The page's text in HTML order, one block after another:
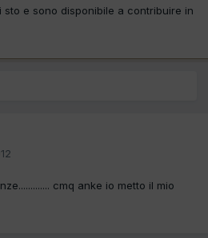
sto e sono disponibile a contribuire in
cmq anke io metto il mio